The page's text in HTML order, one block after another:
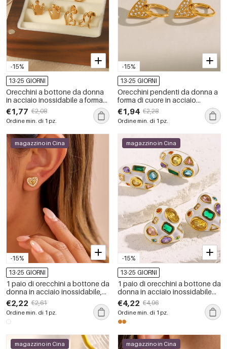
-15%
13-25 GIORNI
Orecchini a bottone da donna
in acciaio inossidabile a forma
di cuore, impermeabili, color oro
€1,77 €2,08
Ordine min. di 1 pz.
-15%
13-25 GIORNI
Orecchini pendenti da donna a
forma di cuore in acciaio
inossidabile, impermeabili, color
oro, con strass.
€1,94 €2,28
Ordine min. di 1 pz.
-15%
magazzino in Cina
13-25 GIORNI
1 paio di orecchini a bottone da
donna in acciaio inossidabile,
semplici e impermeabili, a forma
di cuore
€2,22 €2,61
Ordine min. di 1 pz.
-15%
magazzino in Cina
13-25 GIORNI
1 paio di orecchini a bottone da
donna in acciaio inossidabile
impermeabile con cuore
classico della serie lussuosa
€4,22 €4,96
Ordine min. di 1 pz.
magazzino in Cina magazzino in Cina